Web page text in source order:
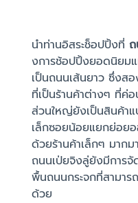
นำท่านอิสระช็อปปิ้งที่
งการช้อปปิ้งยอดนิยม
เป็นถนนเส้นยาว ซึ่งส
ที่เป็นร้านค้าต่างๆ ที่ค่
ส่วนใหญ่ยังเป็นสินค้า
เล็กซอยน้อยแยกย่อย
ด้วยร้านค้าเล็กๆ มาก
ถนนเป่ยจิงลู่ยังมีการจั
พื้นถนนกระจกที่สามาร
ด้วย